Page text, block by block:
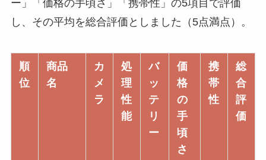
ー」「価格の手頃さ」「携帯性」の5項目で評価
し、その平均を総合評価としました（5点満点）。
順
位
商品
名
カ
メ
ラ
処
理
性
能
バ
ッ
テ
リ
ー
価
格
の
手
頃
さ
携
帯
性
総
合
評
価